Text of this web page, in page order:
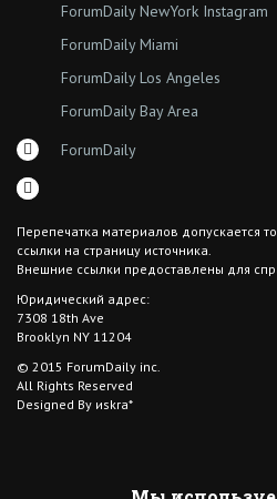
ForumDaily NewYork Instagram
ForumDaily Miami
ForumDaily Los Angeles
ForumDaily Bay Area
ForumDaily
Перепечатка материалов допускается
ссылки на страницу источника.
Внешние ссылки предоставлены для
Юридический адрес:
7308 18th Ave
Brooklyn NY 11204
© 2015 ForumDaily inc.
All Rights Reserved
Designed By иskra*